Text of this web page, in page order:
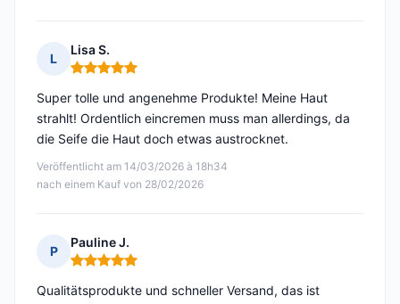
L
Lisa S.
Hinweis: 5 von 5
Veröffentlicht am 14/03/2026 à 18h34
nach einem Kauf von 28/02/2026
Super tolle und angenehme Produkte! Meine Haut
strahlt! Ordentlich eincremen muss man allerdings, da
die Seife die Haut doch etwas austrocknet.
P
Pauline J.
Hinweis: 5 von 5
Qualitätsprodukte und schneller Versand, das ist